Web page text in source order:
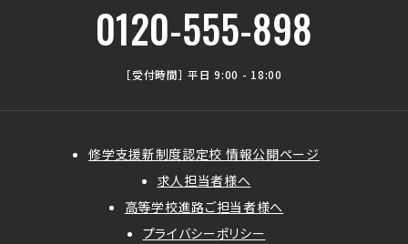
0120-555-898
［受付時間］ 平日 9:00 - 18:00
修学支援新制度認定校 情報公開ページ
求人担当者様へ
高等学校進路ご担当者様へ
プライバシーポリシー